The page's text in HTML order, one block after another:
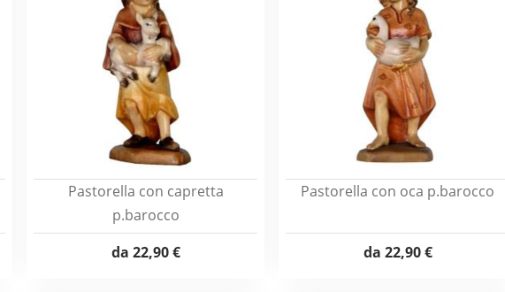
Pastorella con capretta
p.barocco
da 22,90 €
Pastorella con oca p.barocco
da 22,90 €